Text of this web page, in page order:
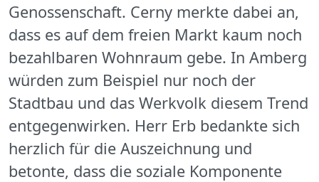
Genossenschaft. Cerny merkte dabei an,
dass es auf dem freien Markt kaum noch
bezahlbaren Wohnraum gebe. In Amberg
würden zum Beispiel nur noch der
Stadtbau und das Werkvolk diesem Trend
entgegenwirken. Herr Erb bedankte sich
herzlich für die Auszeichnung und
betonte, dass die soziale Komponente